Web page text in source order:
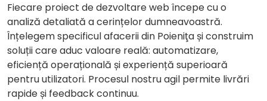
Fiecare proiect de dezvoltare web începe cu o
analiză detaliată a cerințelor dumneavoastră.
Înțelegem specificul afacerii din Poieniţa și construim
soluții care aduc valoare reală: automatizare,
eficiență operațională și experiență superioară
pentru utilizatori. Procesul nostru agil permite livrări
rapide și feedback continuu.